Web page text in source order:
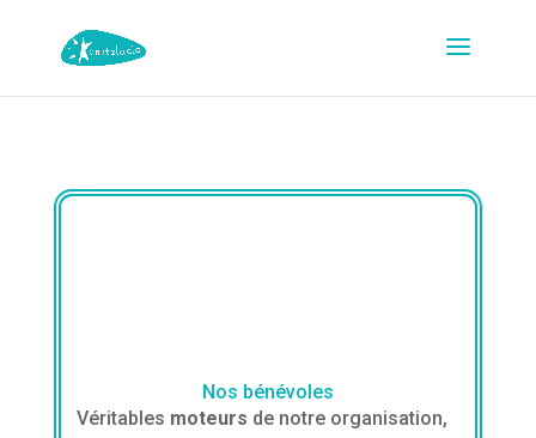
Nos bénévoles
Véritables moteurs de notre organisation,